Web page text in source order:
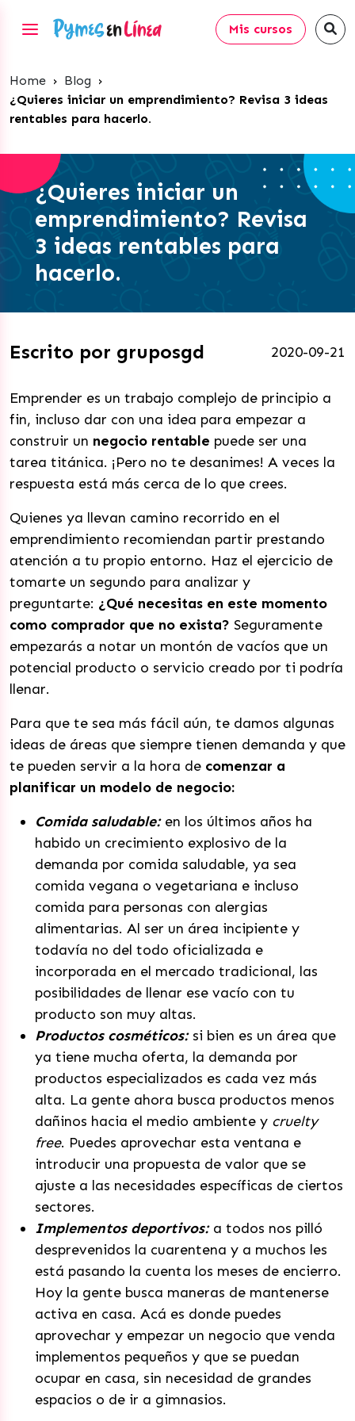
Mis cursos
Home › Blog ›
¿Quieres iniciar un emprendimiento? Revisa 3 ideas
rentables para hacerlo.
¿Quieres iniciar un
emprendimiento? Revisa
3 ideas rentables para
hacerlo.
Escrito por gruposgd 2020-09-21
Emprender es un trabajo complejo de principio a
fin, incluso dar con una idea para empezar a
construir un negocio rentable puede ser una
tarea titánica. ¡Pero no te desanimes! A veces la
respuesta está más cerca de lo que crees.
Quienes ya llevan camino recorrido en el
emprendimiento recomiendan partir prestando
atención a tu propio entorno. Haz el ejercicio de
tomarte un segundo para analizar y
preguntarte: ¿Qué necesitas en este momento
como comprador que no exista? Seguramente
empezarás a notar un montón de vacíos que un
potencial producto o servicio creado por ti podría
llenar.
Para que te sea más fácil aún, te damos algunas
ideas de áreas que siempre tienen demanda y que
te pueden servir a la hora de comenzar a
planificar un modelo de negocio:
Comida saludable:en los últimos años ha
habido un crecimiento explosivo de la
demanda por comida saludable, ya sea
comida vegana o vegetariana e incluso
comida para personas con alergias
alimentarias. Al ser un área incipiente y
todavía no del todo oficializada e
incorporada en el mercado tradicional, las
posibilidades de llenar ese vacío con tu
producto son muy altas.
Productos cosméticos: si bien es un área que
ya tiene mucha oferta, la demanda por
productos especializados es cada vez más
alta. La gente ahora busca productos menos
dañinos hacia el medio ambiente y cruelty
free. Puedes aprovechar esta ventana e
introducir una propuesta de valor que se
ajuste a las necesidades específicas de ciertos
sectores.
Implementos deportivos: a todos nos pilló
desprevenidos la cuarentena y a muchos les
está pasando la cuenta los meses de encierro.
Hoy la gente busca maneras de mantenerse
activa en casa. Acá es donde puedes
aprovechar y empezar un negocio que venda
implementos pequeños y que se puedan
ocupar en casa, sin necesidad de grandes
espacios o de ir a gimnasios.